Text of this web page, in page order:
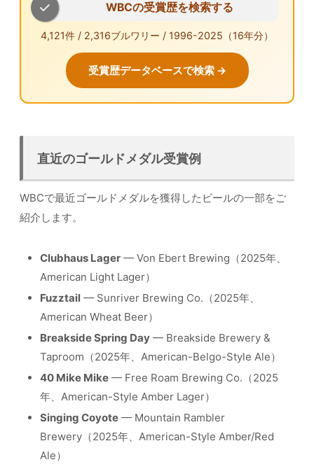
WBCの受賞歴を検索する
4,121件 / 2,316ブルワリー / 1996-2025（16年分）
受賞歴データベースで検索 →
直近のゴールドメダル受賞例
WBCで最近ゴールドメダルを獲得したビールの一部をご
紹介します。
Clubhaus Lager — Von Ebert Brewing（2025年、
American Light Lager）
Fuzztail — Sunriver Brewing Co.（2025年、
American Wheat Beer）
Breakside Spring Day — Breakside Brewery &
Taproom（2025年、American-Belgo-Style Ale）
40 Mike Mike — Free Roam Brewing Co.（2025
年、American-Style Amber Lager）
Singing Coyote — Mountain Rambler
Brewery（2025年、American-Style Amber/Red
Ale）